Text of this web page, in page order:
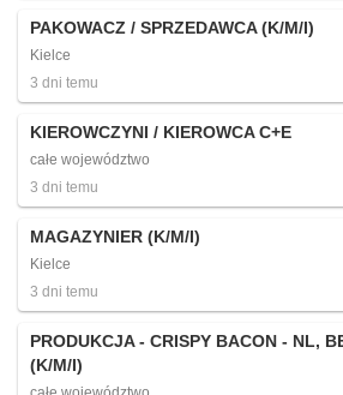
PAKOWACZ / SPRZEDAWCA (K/M/I)
Kielce
3 dni temu
KIEROWCZYNI / KIEROWCA C+E
całe województwo
3 dni temu
MAGAZYNIER (K/M/I)
Kielce
3 dni temu
PRODUKCJA - CRISPY BACON - NL,
(K/M/I)